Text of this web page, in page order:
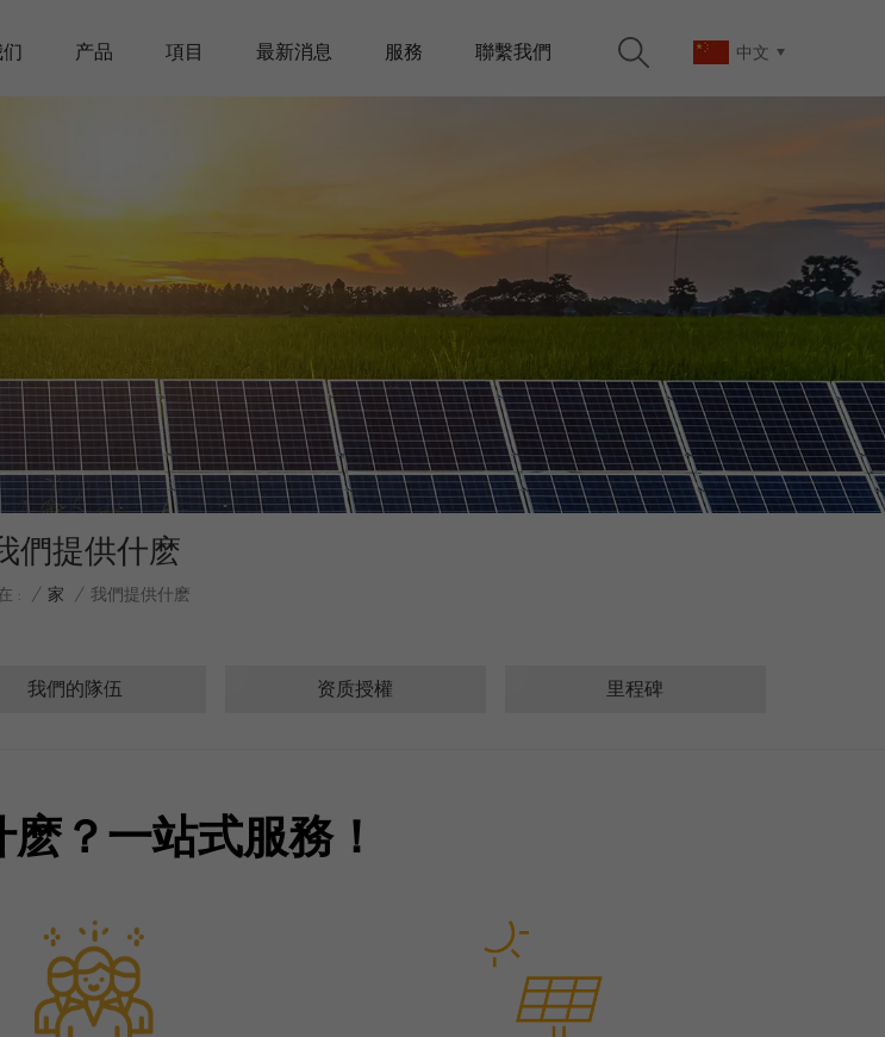
中文
产品 項目 最新消息 服務 聯繫我們
們提供什麽
: / 家 / 我們提供什麽
我們的隊伍 资质授權 里程碑
麽？一站式服務 ！